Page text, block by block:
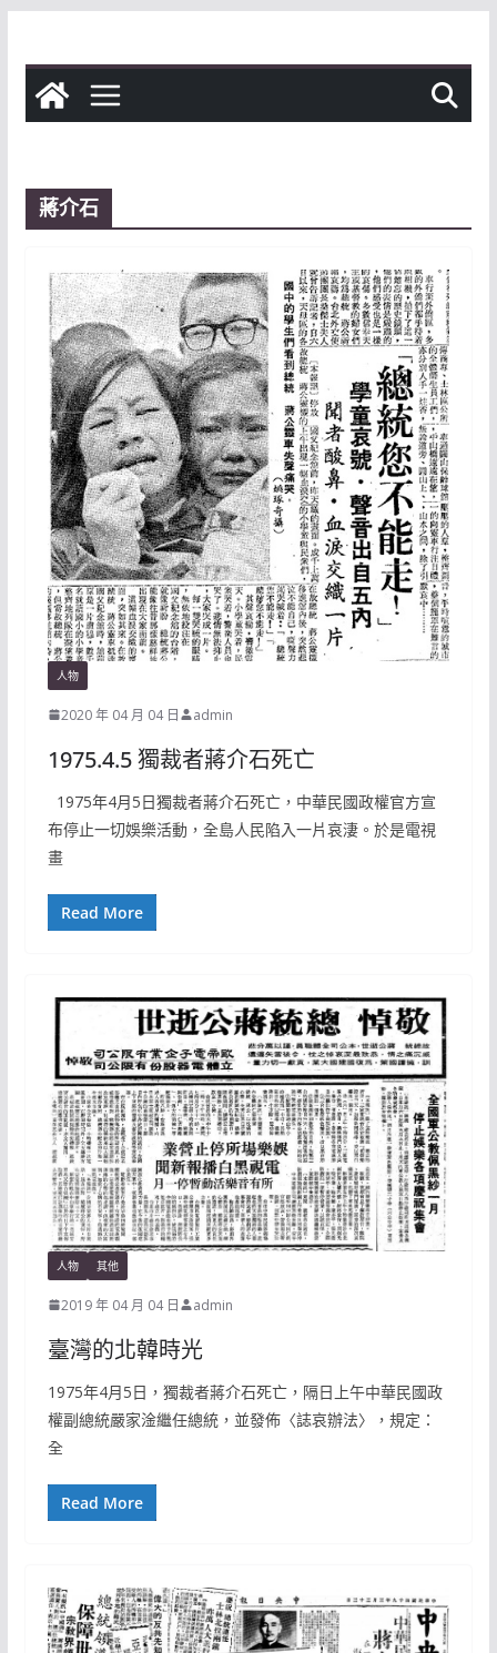
content
蔣介石
人物
2020 年 04 月 04 日 admin
1975.4.5 獨裁者蔣介石死亡
1975年4月5日獨裁者蔣介石死亡，中華民國政權官方宣
布停止一切娛樂活動，全島人民陷入一片哀淒。於是電視
畫
Read More
人物 其他
2019 年 04 月 04 日 admin
臺灣的北韓時光
1975年4月5日，獨裁者蔣介石死亡，隔日上午中華民國政
權副總統嚴家淦繼任總統，並發佈〈誌哀辦法〉，規定：
全
Read More